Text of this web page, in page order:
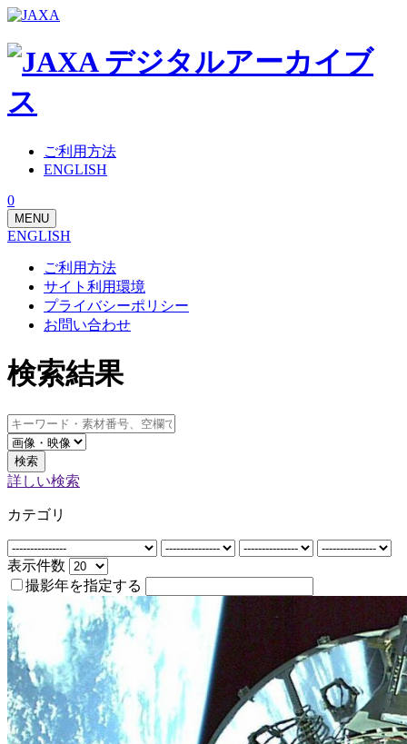
ご利用方法
ENGLISH
0
MENU
ENGLISH
ご利用方法
サイト利用環境
プライバシーポリシー
お問い合わせ
検索結果
検索
詳しい検索
カテゴリ
表示件数
撮影年を指定する